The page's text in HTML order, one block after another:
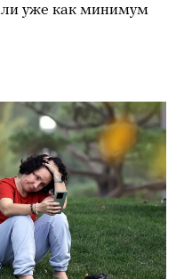
уже как минимум